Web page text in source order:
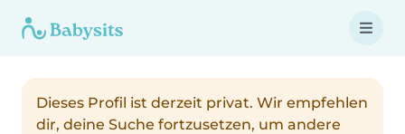
Dieses Profil ist derzeit privat. Wir empfehlen
dir, deine Suche fortzusetzen, um andere